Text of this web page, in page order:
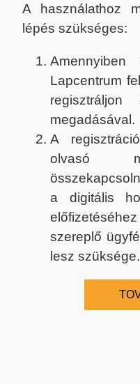
A használathoz
lépés szükséges:
Lapcentrum
megadásával.
A
olvasó
a digitális
szereplő
lesz szüksége.